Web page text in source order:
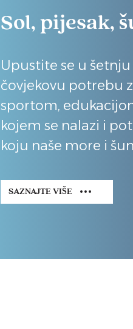
Sol, pijesak,
Upustite se u
čovjekovu potrebu
sportom,
kojem se nalazi i
koju naše more i
SAZNAJTE VIŠE